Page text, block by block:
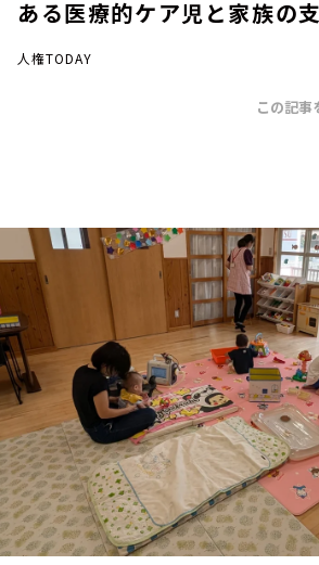
お知らせ
イベント・グッズ
YouTube
会社情報
ある医療的ケア児と家族の
人権TODAY
この記事